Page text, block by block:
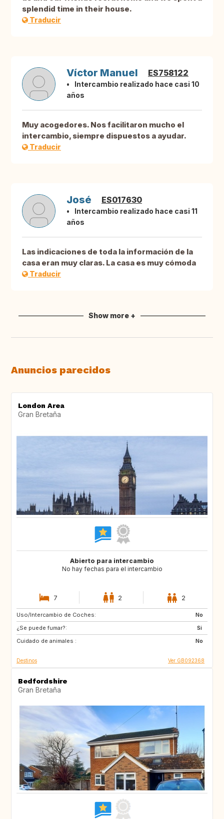
splendid time in their house.
Traducir
Víctor Manuel ES758122
Intercambio realizado hace casi 10
años
Muy acogedores. Nos facilitaron mucho el
intercambio, siempre dispuestos a ayudar.
Traducir
José ES017630
Intercambio realizado hace casi 11
años
Las indicaciones de toda la información de la
casa eran muy claras. La casa es muy cómoda
Traducir
Show more +
Anuncios parecidos
London Area
Gran Bretaña
Abierto para intercambio
No hay fechas para el intercambio
7 2 2
Uso/Intercambio de Coches:
No
¿Se puede fumar?:
Si
Cuidado de animales :
No
AD
ES
CH
Destinos Ver GB092368
Bedfordshire
Gran Bretaña